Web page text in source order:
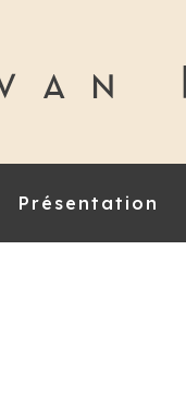
Présentation